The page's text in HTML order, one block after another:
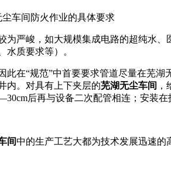
严峻，如大规模集成电路的超纯水
质要求等）。
此在“规范”中首要要求管道尽量在芜
内。对具有上下夹层的芜湖无尘车间
后再与设备二次配管相连；安装在
间中的生产工艺大都为技术发展迅速